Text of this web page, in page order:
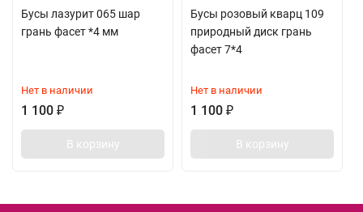
Бусы лазурит 065 шар
грань фасет *4 мм
Нет в наличии
1 100 ₽
В корзину
Бусы розовый кварц 109
природный диск грань
фасет 7*4
Нет в наличии
1 100 ₽
В корзину